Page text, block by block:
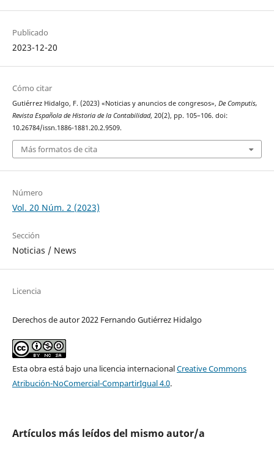
Publicado
2023-12-20
Cómo citar
Gutiérrez Hidalgo, F. (2023) «Noticias y anuncios de congresos», De Computis,
Revista Española de Historia de la Contabilidad, 20(2), pp. 105–106. doi:
10.26784/issn.1886-1881.20.2.9509.
Más formatos de cita
Número
Vol. 20 Núm. 2 (2023)
Sección
Noticias / News
Licencia
Derechos de autor 2022 Fernando Gutiérrez Hidalgo
Esta obra está bajo una licencia internacionalCreative Commons
Atribución-NoComercial-CompartirIgual 4.0.
Artículos más leídos del mismo autor/a